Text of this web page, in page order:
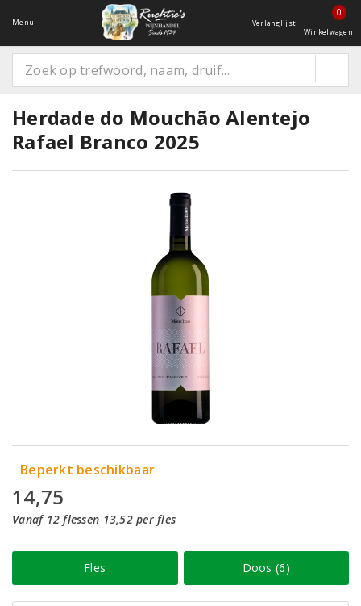
Menu Verlanglijst
0
Winkelwagen
Herdade do Mouchão Alentejo
Rafael Branco 2025
Beperkt beschikbaar
14,75
Vanaf 12 flessen 13,52 per fles
Fles Doos (6)